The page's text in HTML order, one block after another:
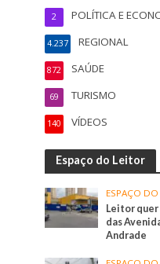
POLÍTICA E
2
REGIONAL
4.237
SAÚDE
872
TURISMO
69
VÍDEOS
140
Espaço do Leitor
ESPAÇO DO
Leitor
das
Andrade